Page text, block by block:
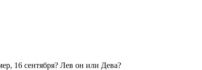
16 сентября? Лев он или Дева?